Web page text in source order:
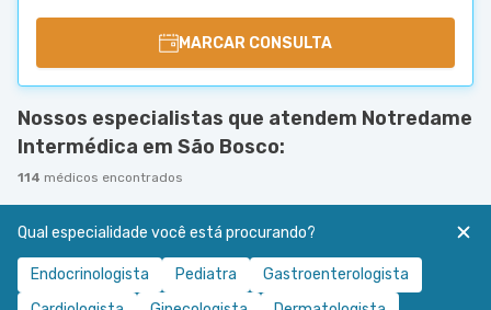
MARCAR CONSULTA
Nossos especialistas que atendem Notredame
Intermédica em São Bosco:
114 médicos encontrados
Qual especialidade você está procurando?
Endocrinologista Pediatra
Gastroenterologista